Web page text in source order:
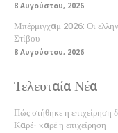
8 Αυγούστου, 2026
Μπέρμιγχαμ 2026: Οι
Στίβου
8 Αυγούστου, 2026
Τελευταία Νέα
Πώς στήθηκε η
Καρέ- καρέ η επιχείρηση